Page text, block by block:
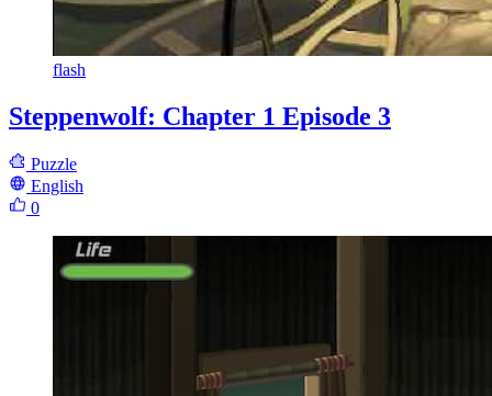
flash
Steppenwolf: Chapter 1 Episode 3
Puzzle
English
0